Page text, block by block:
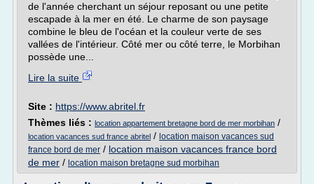
de l'année cherchant un séjour reposant ou une petite
escapade à la mer en été. Le charme de son paysage
combine le bleu de l'océan et la couleur verte de ses
vallées de l'intérieur. Côté mer ou côté terre, le Morbihan
possède une...
Lire la suite
Site : https://www.abritel.fr
Thèmes liés : location appartement bretagne bord de mer morbihan /
location vacances sud france abritel / location maison vacances sud
france bord de mer / location maison vacances france bord
de mer / location maison bretagne sud morbihan